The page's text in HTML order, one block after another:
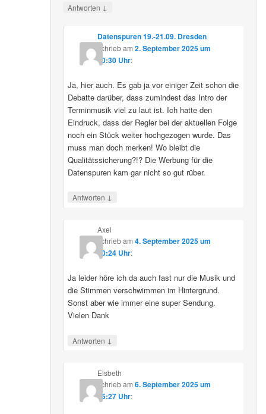
Antworten ↓
Datenspuren 19.-21.09. Dresden
schriebam 2. September 2025 um
10:30 Uhr:
Ja, hier auch. Es gab ja vor einiger Zeit schon die
Debatte darüber, dass zumindest das Intro der
Terminmusik viel zu laut ist. Ich hatte den
Eindruck, dass der Regler bei der aktuellen Folge
noch ein Stück weiter hochgezogen wurde. Das
muss man doch merken! Wo bleibt die
Qualitätssicherung?!? Die Werbung für die
Datenspuren kam gar nicht so gut rüber.
Antworten ↓
Axel
schriebam 4. September 2025 um
10:24 Uhr:
Ja leider höre ich da auch fast nur die Musik und
die Stimmen verschwimmen im Hintergrund.
Sonst aber wie immer eine super Sendung.
Vielen Dank
Antworten ↓
Elsbeth
schriebam 6. September 2025 um
15:27 Uhr: